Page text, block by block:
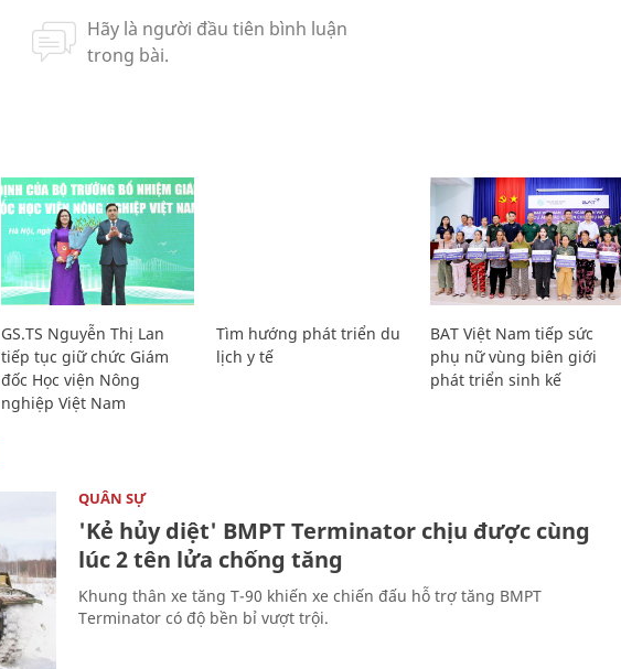
GS.TS Nguyễn Thị Lan
tiếp tục giữ chức Giám
đốc Học viện Nông
nghiệp Việt Nam
Tìm hướng phát triển du
lịch y tế
BAT Việt Nam tiếp sức
phụ nữ vùng biên giới
phát triển sinh kế
QUÂN SỰ
'Kẻ hủy diệt' BMPT Terminator chịu được cùng
lúc 2 tên lửa chống tăng
Khung thân xe tăng T-90 khiến xe chiến đấu hỗ trợ tăng BMPT
Terminator có độ bền bỉ vượt trội.